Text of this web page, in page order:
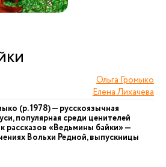
Ольга Громыко
Елена Лихачева
(р. 1978) — русскоязычная
популярная среди ценителей
рассказов «Ведьмины байки» —
Вольхи Редной, выпускницы